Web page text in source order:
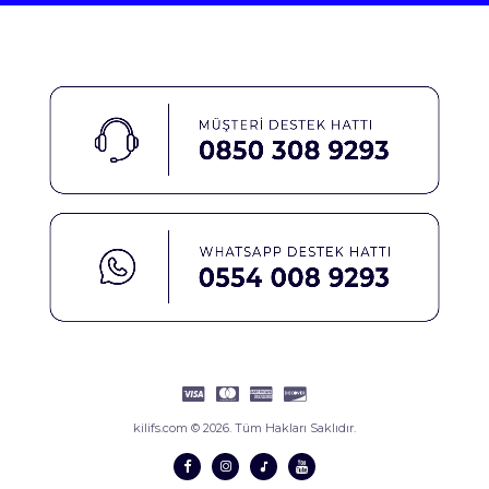
kilifs.com © 2026. Tüm Hakları Saklıdır.